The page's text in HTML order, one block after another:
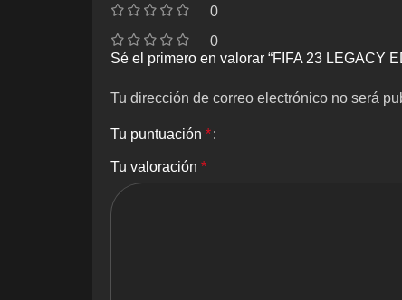
0
0
Sé el primero en valorar “FIFA 23 LEGACY
Tu dirección de correo electrónico no será
Tu puntuación *
Tu valoración *